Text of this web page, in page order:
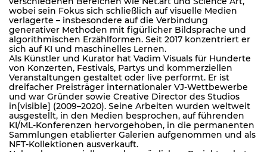
wobei sein Fokus sich schließlich auf visuelle Medien
verlagerte – insbesondere auf die Verbindung
generativer Methoden mit figürlicher Bildsprache und
algorithmischen Erzählformen. Seit 2017 konzentriert er
sich auf KI und maschinelles Lernen.
Als Künstler und Kurator hat Vadim Visuals für Hunderte
von Konzerten, Festivals, Partys und kommerziellen
Veranstaltungen gestaltet oder live performt. Er ist
dreifacher Preisträger internationaler VJ-Wettbewerbe
und war Gründer sowie Creative Director des Studios
in[visible] (2009–2020). Seine Arbeiten wurden weltweit
ausgestellt, in den Medien besprochen, auf führenden
KI/ML-Konferenzen hervorgehoben, in die permanenten
Sammlungen etablierter Galerien aufgenommen und als
NFT-Kollektionen ausverkauft.